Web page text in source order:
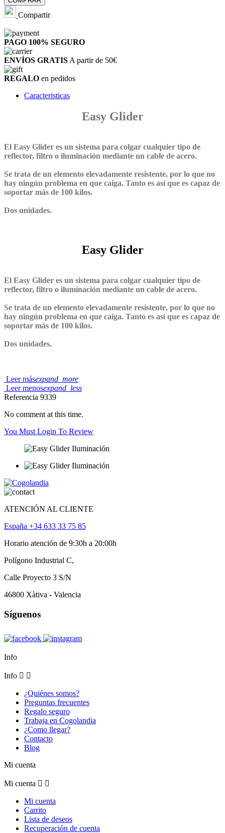
Compartir
PAGO 100% SEGURO
ENVÍOS GRATIS A partir de 50€
REGALO en pedidos
Caracteristicas
Easy Glider
El Easy Glider es un sistema para colgar cualquier tipo de
reflector, filtro o iluminación mediante un cable de acero.
Se trata de un elemento elevadamente resistente, por lo que no
hay ningún problema en que caiga. Tanto es así que es capaz de
soportar más de 100 kilos.
Dos unidades.
Easy Glider
El Easy Glider es un sistema para colgar cualquier tipo de
reflector, filtro o iluminación mediante un cable de acero.
Se trata de un elemento elevadamente resistente, por lo que no
hay ningún problema en que caiga. Tanto es así que es capaz de
soportar más de 100 kilos.
Dos unidades.
Leer másexpand_more
Leer menosexpand_less
Referencia 9339
No comment at this time.
You Must Login To Review
ATENCIÓN AL CLIENTE
España +34 633 33 75 85
Horario atención de 9:30h a 20:00h
Polígono Industrial C,
Calle Proyecto 3 S/N
46800 Xàtiva - Valencia
Síguenos
Info
Info  
¿Quiénes somos?
Preguntas frecuentes
Regalo seguro
Trabaja en Cogolandia
¿Como llegar?
Contacto
Blog
Mi cuenta
Mi cuenta  
Mi cuenta
Carrito
Lista de deseos
Recuperación de cuenta